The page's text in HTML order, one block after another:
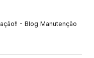
- Blog Manutenção